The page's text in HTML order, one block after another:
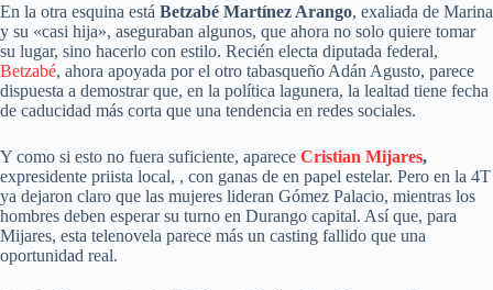
En la otra esquina está Betzabé Martínez Arango, exaliada de Marina
y su «casi hija», aseguraban algunos, que ahora no solo quiere tomar
su lugar, sino hacerlo con estilo. Recién electa diputada federal,
Betzabé, ahora apoyada por el otro tabasqueño Adán Agusto, parece
dispuesta a demostrar que, en la política lagunera, la lealtad tiene fecha
de caducidad más corta que una tendencia en redes sociales.
Y como si esto no fuera suficiente, aparece Cristian Mijares,
expresidente priista local, , con ganas de en papel estelar. Pero en la 4T
ya dejaron claro que las mujeres lideran Gómez Palacio, mientras los
hombres deben esperar su turno en Durango capital. Así que, para
Mijares, esta telenovela parece más un casting fallido que una
oportunidad real.